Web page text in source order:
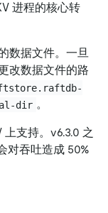
进程的核心转
数据文件。一旦
改数据文件的路
dir 。
支持。v6.3.0 之
对吞吐造成 50%